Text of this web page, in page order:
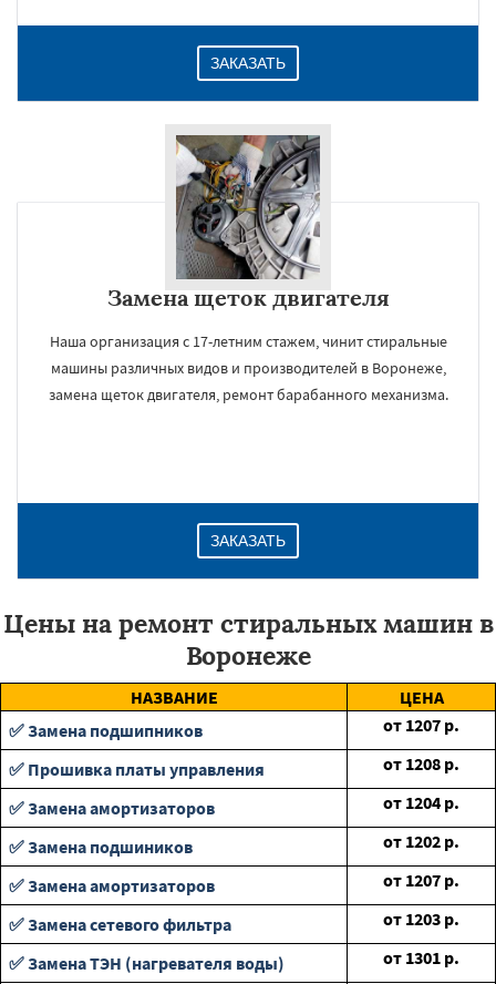
ЗАКАЗАТЬ
Замена щеток двигателя
Наша организация с 17-летним стажем, чинит стиральные
машины различных видов и производителей в Воронеже,
замена щеток двигателя, ремонт барабанного механизма.
ЗАКАЗАТЬ
Цены на ремонт стиральных машин в
Воронеже
НАЗВАНИЕ
ЦЕНА
✅ Замена подшипников
от 1207 р.
✅ Прошивка платы управления
от 1208 р.
✅ Замена амортизаторов
от 1204 р.
✅ Замена подшиников
от 1202 р.
✅ Замена амортизаторов
от 1207 р.
✅ Замена сетевого фильтра
от 1203 р.
✅ Замена ТЭН (нагревателя воды)
от 1301 р.